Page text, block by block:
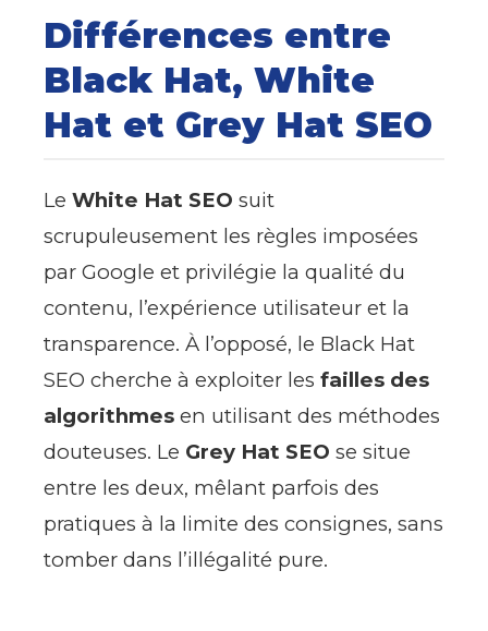
Différences entre
Black Hat, White
Hat et Grey Hat SEO
Le White Hat SEO suit
scrupuleusement les règles imposées
par Google et privilégie la qualité du
contenu, l’expérience utilisateur et la
transparence. À l’opposé, le Black Hat
SEO cherche à exploiter les failles des
algorithmes en utilisant des méthodes
douteuses. Le Grey Hat SEO se situe
entre les deux, mêlant parfois des
pratiques à la limite des consignes, sans
tomber dans l’illégalité pure.